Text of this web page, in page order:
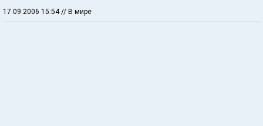
17.09.2006 15:54 // В мире